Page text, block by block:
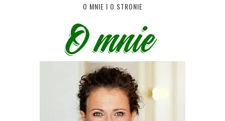
O MNIE I O STRONIE